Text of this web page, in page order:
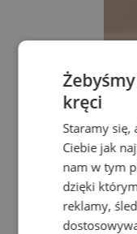
kręci
Staramy się,
Ciebie jak
nam w tym
dzięki
reklamy,